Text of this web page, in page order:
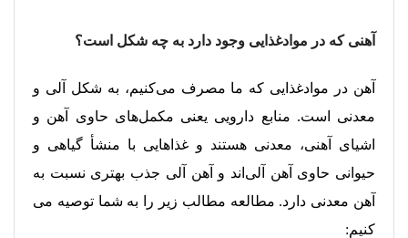
آهنی که در موادغذایی وجود دارد به چه شکل است؟
آهن در موادغذایی که ما مصرف می‌کنیم، به شکل آلی و
معدنی است. منابع دارویی یعنی مکمل‌های حاوی آهن و
اشیای آهنی، معدنی هستند و غذاهایی با منشأ گیاهی و
حیوانی حاوی آهن‌ آلی‌اند و آهن آلی جذب بهتری نسبت به
آهن معدنی دارد. مطالعه مطالب زیر را به شما توصیه می
کنیم: